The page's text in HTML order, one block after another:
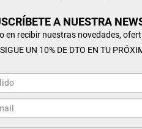
A NUESTRA
en recibir nuestras novedades,
UN 10% DE DTO EN TU